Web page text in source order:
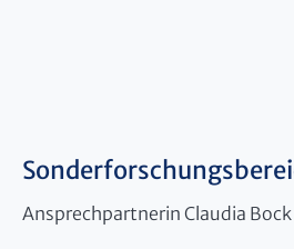
Ansprechpartnerin Claudia Bock